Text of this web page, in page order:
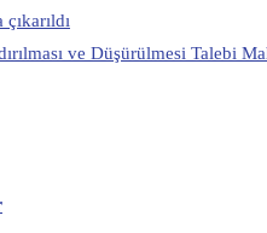
ve Düşürülmesi Talebi